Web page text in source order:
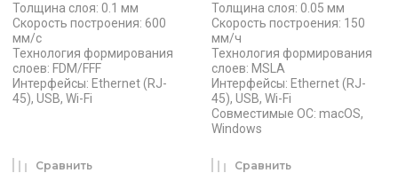
Толщина слоя: 0.1 мм
Скорость построения: 600
мм/с
Технология формирования
слоев: FDM/FFF
Интерфейсы: Ethernet (RJ-
45), USB, Wi-Fi
Сравнить
Толщина слоя: 0.05 мм
Скорость построения: 150
мм/ч
Технология формирования
слоев: MSLA
Интерфейсы: Ethernet (RJ-
45), USB, Wi-Fi
Совместимые ОС: macOS,
Windows
Сравнить